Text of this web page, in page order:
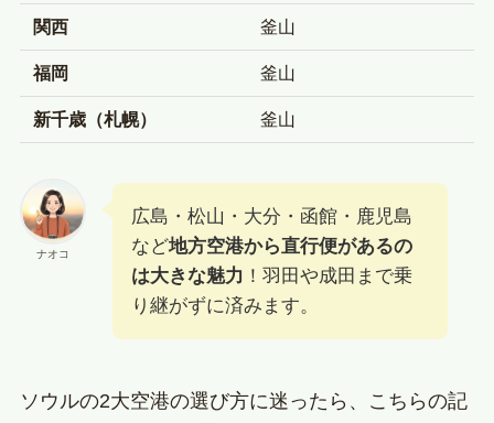
関西 釜山
福岡 釜山
新千歳（札幌） 釜山
ナオコ
広島・松山・大分・函館・鹿児島
など地方空港から直行便があるの
は大きな魅力 ！羽田や成田まで乗
り継がずに済みます。
ソウルの2大空港の選び方に迷ったら、こちらの記